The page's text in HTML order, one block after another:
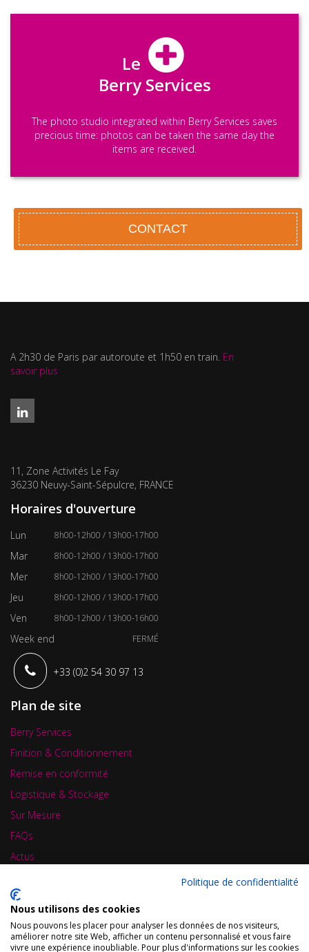
Le
Berry Services
The photo studio integrated within Berry Services saves
precious time: photos can be taken the same day the
items are received.
CONTACT
A 2h30 de Paris par autoroute et 1h50 en train. En
savoir plus
11, Zone Activités Le Fay
36230 Neuvy-Saint-Sépulcre, FRANCE
Horaires d'ouverture
Lun 8h00-12h00 / 13h00-17h00
Mar 8h00-12h00 / 13h00-17h00
Mer 8h00-12h00 / 13h00-17h00
Jeu 8h00-12h00 / 13h00-17h00
Ven 8h00-12h00 / 13h00-16h00
Week end FERMÉ
+33 (0)2 54 30 97 13
Plan de site
Berry Services
Finition & Conditionnement
Remise en conformité
Logistique & Stockage
Sur Mesure
FAQs
Actus
Carte de visite
Politique de confidentialité
Nous utilisons des cookies
Nous pouvons les placer pour analyser les données de nos visiteurs,
améliorer notre site Web, afficher un contenu personnalisé et vous faire
vivre une expérience inoubliable. Pour plus d'informations sur les cookies